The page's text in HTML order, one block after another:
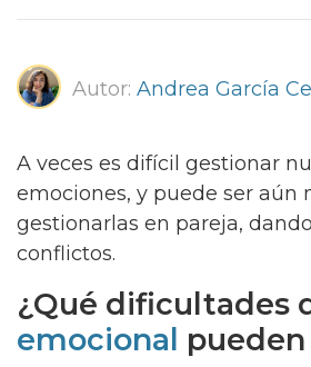
Autor: Andrea García
A veces es difícil gestionar
emociones, y puede ser aún
gestionarlas en pareja,
conflictos.
¿Qué dificultades
emocional